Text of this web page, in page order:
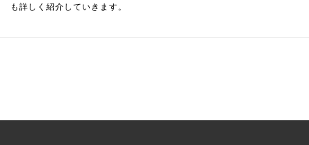
も詳しく紹介していきます。